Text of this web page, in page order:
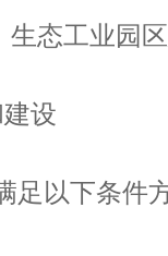
生态工业园
设
足以下条件